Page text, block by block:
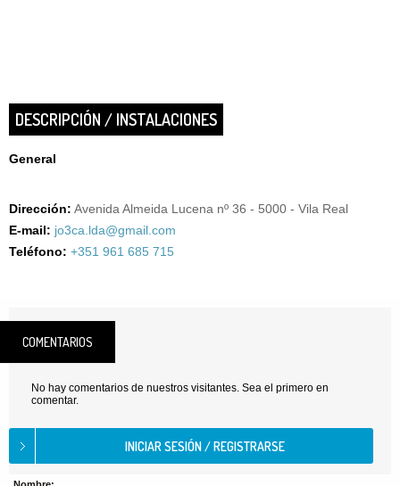
DESCRIPCIÓN / INSTALACIONES
General
Dirección: Avenida Almeida Lucena nº 36 - 5000 - Vila Real
E-mail: jo3ca.lda@gmail.com
Teléfono: +351 961 685 715
COMENTARIOS
No hay comentarios de nuestros visitantes. Sea el primero en
comentar.